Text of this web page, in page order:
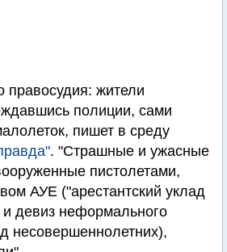
правосудия: жители
полиции, сами
пишет в среду
. "Страшные и ужасные
пистолетами,
АУЕ ("арестантский уклад
девиз неформального
несовершеннолетних),